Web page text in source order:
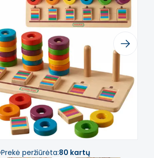
Next
Prekė peržiūrėta:80 kartų